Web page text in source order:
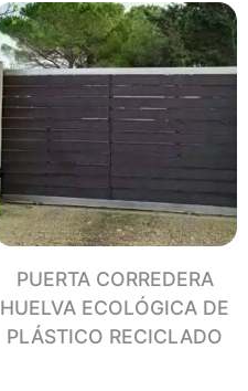
PUERTA CORREDERA
HUELVA ECOLÓGICA DE
PLÁSTICO RECICLADO